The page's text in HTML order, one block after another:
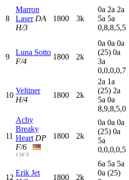
8
Marron
Laser DA
H/3
1800 3k
0a 2a 2a
5a 5a
0,8,8,5,5
9
Luna Sotto
F/4
1800 2k
0a 0a 0a
(25) 0a
3a
0,0,0,0,7
10
Veltiner
H/4
1800 2k
2a 1a
(25) 2a
5a 0a
8,9,8,5,0
11
Achy
Breaky
Heart DP
F/6
1'16"3
1800 2k
0a 0a 0a
(25) 0a
5a
0,0,0,0,5
12
Erik Jet
1800 2k
6a 5a 5a
0a (25)